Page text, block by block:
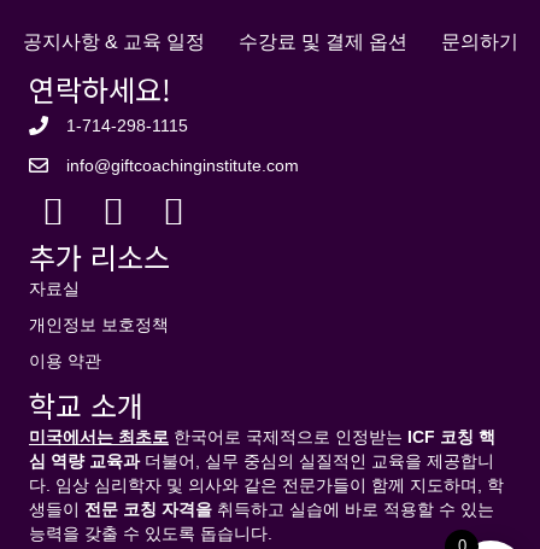
공지사항 & 교육 일정 수강료 및 결제 옵션 문의하기
연락하세요!
1-714-298-1115
info@giftcoachinginstitute.com
추가 리소스
자료실
개인정보 보호정책
이용 약관
학교 소개
미국에서는 최초로 한국어로 국제적으로 인정받는 ICF 코칭 핵
심 역량 교육과 더불어, 실무 중심의 실질적인 교육을 제공합니
다. 임상 심리학자 및 의사와 같은 전문가들이 함께 지도하며, 학
생들이 전문 코칭 자격을 취득하고 실습에 바로 적용할 수 있는
능력을 갖출 수 있도록 돕습니다.